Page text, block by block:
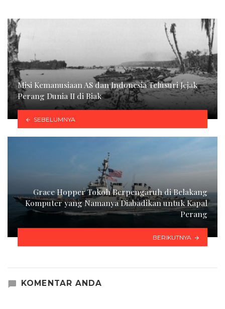
Misi Kemanusiaan AS dan Indonesia Telusuri Jejak
Perang Dunia II di Biak
SEBELUMNYA
Grace Hopper Tokoh Berpengaruh di Belakang
Komputer yang Namanya Diabadikan untuk Kapal
Perang
BERIKUTNYA
KOMENTAR ANDA